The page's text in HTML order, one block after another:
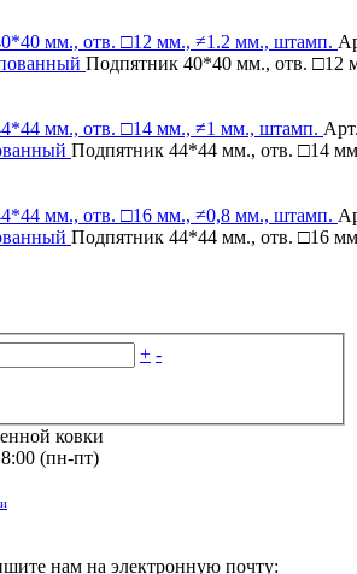
Подпятник 40*40 мм., отв. □12
Подпятник 44*44 мм., отв. □14
Подпятник 44*44 мм., отв. □16
+ -
ковки
(пн-пт)
нам на электронную почту: